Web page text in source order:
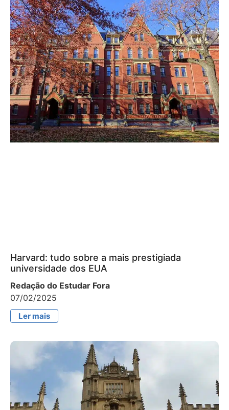
Harvard: tudo sobre a mais prestigiada
universidade dos EUA
Redação do Estudar Fora
07/02/2025
Ler mais